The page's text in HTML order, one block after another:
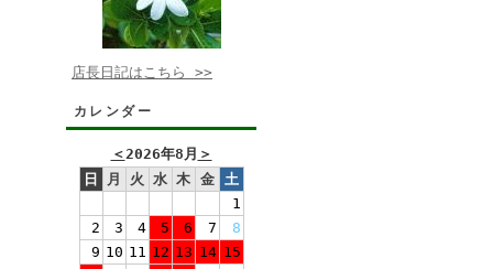
店長日記はこちら >>
カレンダー
＜2026年8月 ＞
日
月 火 水 木 金
土
1
2
3 4 5 6 7
8
9 10 11 12 13 14 15